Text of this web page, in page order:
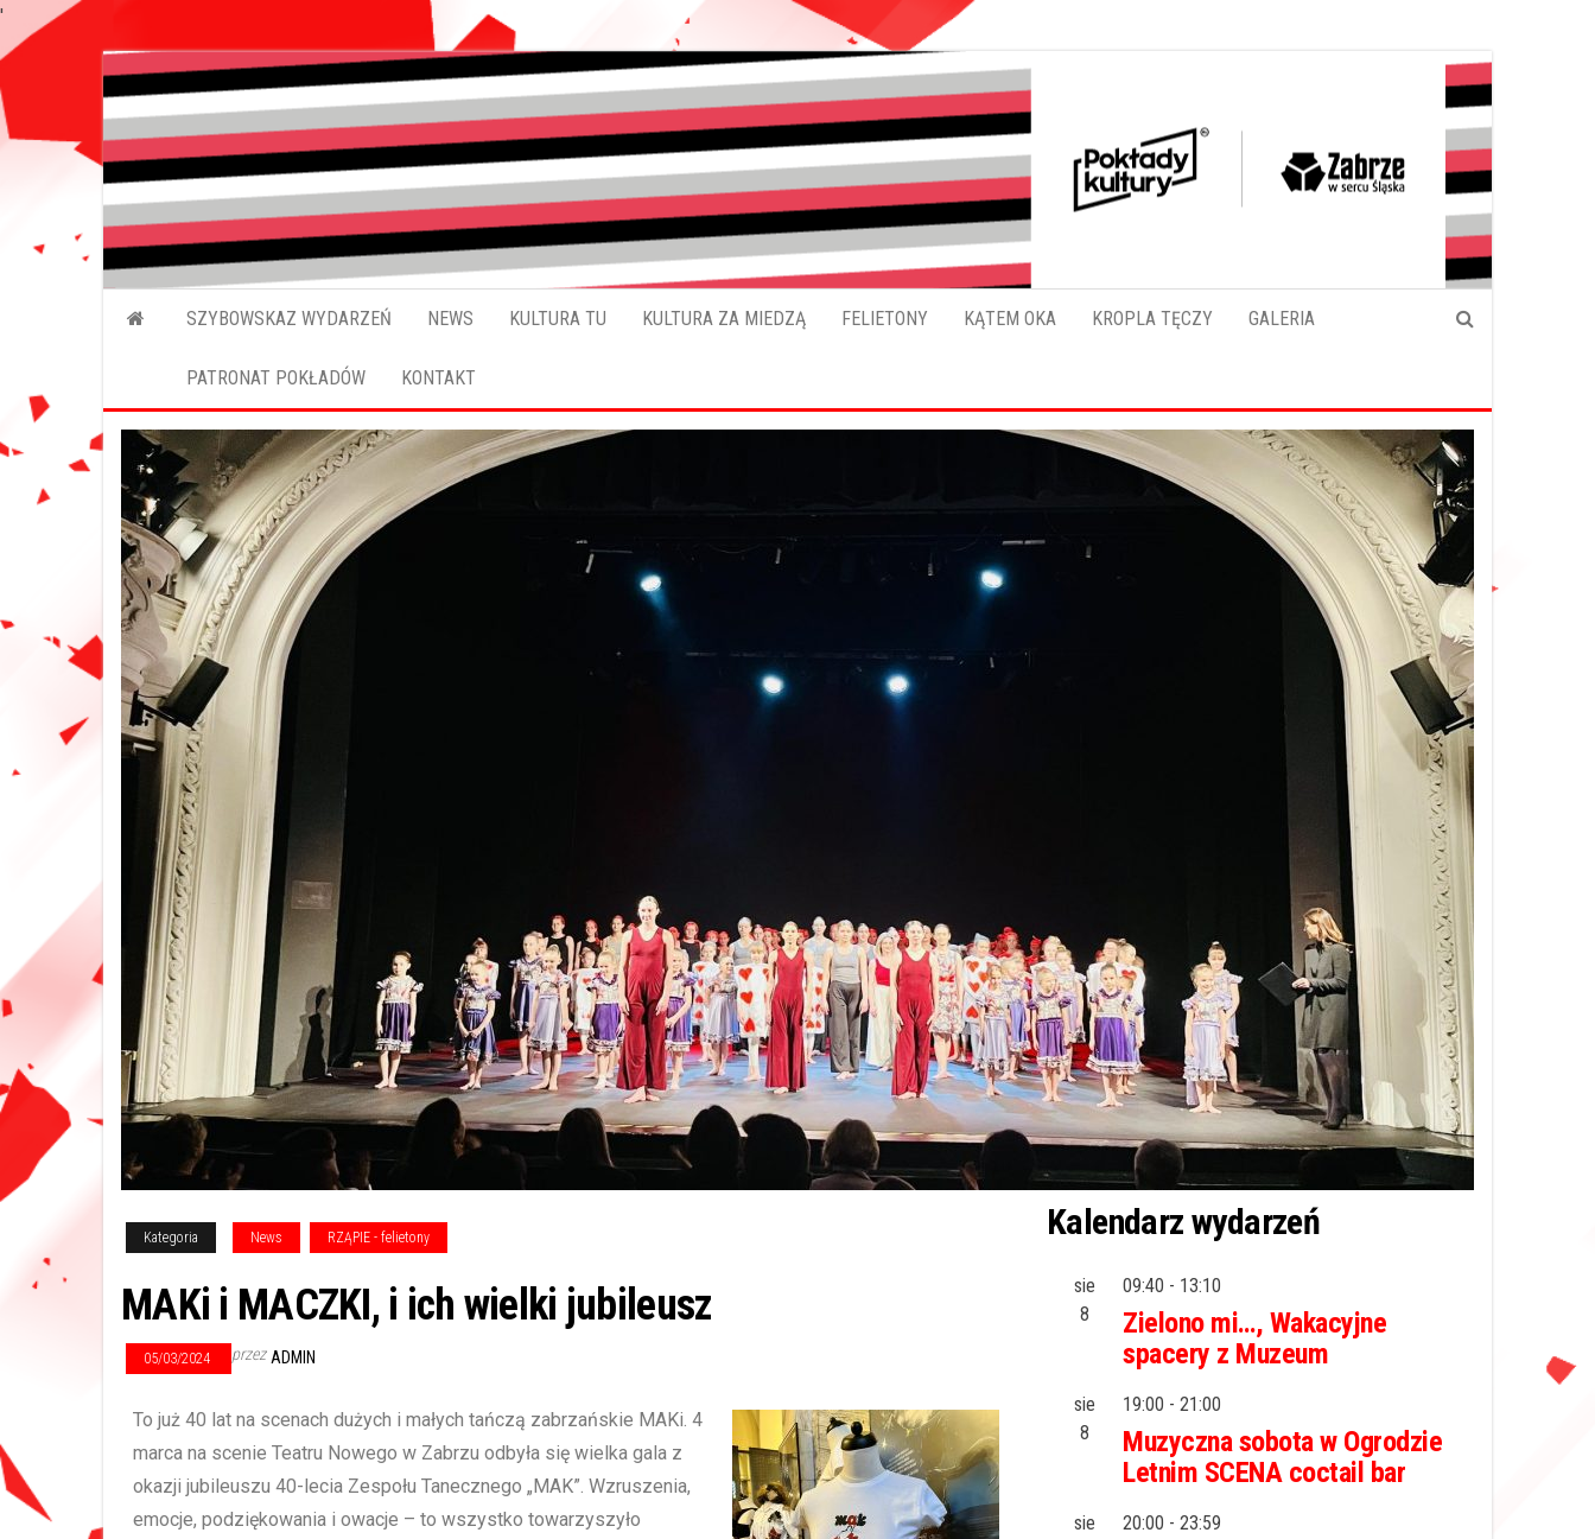
'
Pokładykultury.eu
SZYBOWSKAZ WYDARZEŃ NEWS KULTURA TU KULTURA ZA MIEDZĄ FELIETONY KĄTEM OKA KROPLA TĘCZY GALERIA
PATRONAT POKŁADÓW KONTAKT
Kategoria News RZĄPIE - felietony
MAKi i MACZKI, i ich wielki jubileusz
05/03/2024 przez ADMIN
To już 40 lat na scenach dużych i małych tańczą zabrzańskie MAKi. 4
marca na scenie Teatru Nowego w Zabrzu odbyła się wielka gala z
okazji jubileuszu 40-lecia Zespołu Tanecznego „MAK”. Wzruszenia,
emocje, podziękowania i owacje – to wszystko towarzyszyło
Kalendarz wydarzeń
sie
8
09:40 - 13:10
Zielono mi…, Wakacyjne
spacery z Muzeum
sie
8
19:00 - 21:00
Muzyczna sobota w Ogrodzie
Letnim SCENA coctail bar
sie
20:00 - 23:59